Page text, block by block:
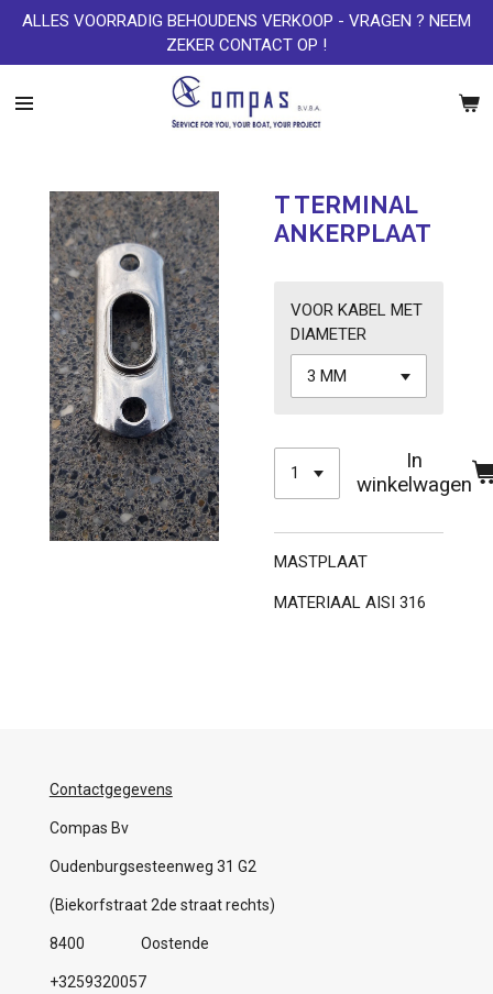
Ga
naar
de
ALLES VOORRADIG BEHOUDENS VERKOOP - VRAGEN ? NEEM
ZEKER CONTACT OP !
T TERMINAL
ANKERPLAAT
VOOR KABEL MET
DIAMETER
In
winkelwagen
MASTPLAAT
MATERIAAL AISI 316
Contactgegevens
Compas Bv
Oudenburgsesteenweg 31 G2
(Biekorfstraat 2de straat rechts)
8400 Oostende
+3259320057